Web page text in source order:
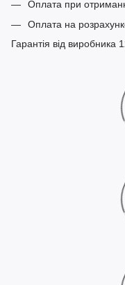
Оплата при
Оплата на
Гарантія від виробника